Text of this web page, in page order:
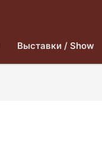
Выставки / Show